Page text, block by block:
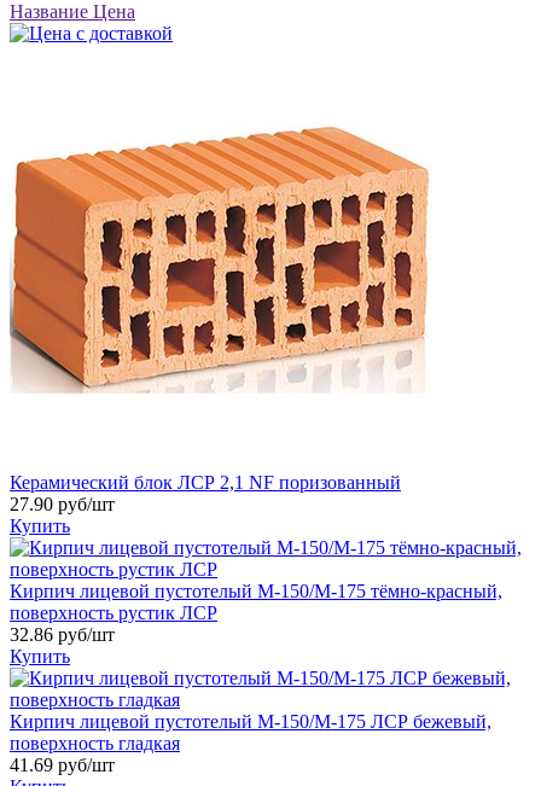
Название Цена
Керамический блок ЛСР 2,1 NF поризованный
27.90 руб/шт
Купить
Кирпич лицевой пустотелый М-150/M-175 тёмно-красный,
поверхность рустик ЛСР
32.86 руб/шт
Купить
Кирпич лицевой пустотелый М-150/М-175 ЛСР бежевый,
поверхность гладкая
41.69 руб/шт